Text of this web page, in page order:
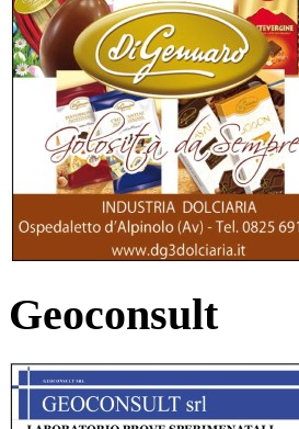
Geoconsult